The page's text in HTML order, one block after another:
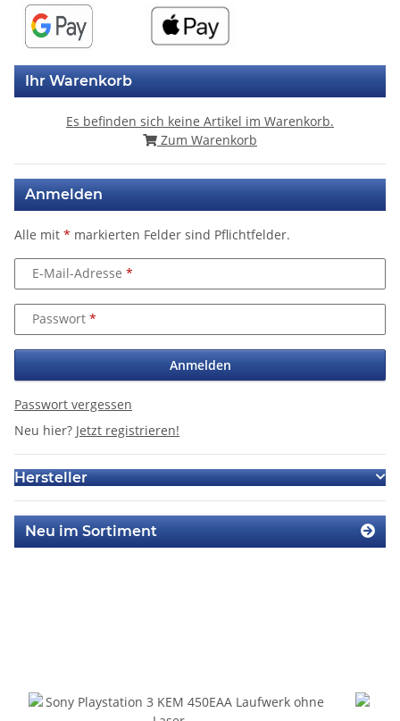
Ihr Warenkorb
Es befinden sich keine Artikel im Warenkorb.
Zum Warenkorb
Anmelden
Alle mit * markierten Felder sind Pflichtfelder.
E-Mail-Adresse
Passwort
Anmelden
Passwort vergessen
Neu hier? Jetzt registrieren!
Hersteller
Neu im Sortiment